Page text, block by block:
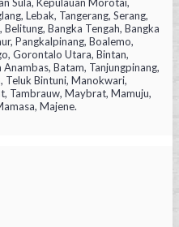
Lebak, Tangerang, Serang,
Bangka Tengah, Bangka
Pangkalpinang, Boalemo,
Gorontalo Utara, Bintan,
Batam, Tanjungpinang,
Teluk Bintuni, Manokwari,
Tambrauw, Maybrat, Mamuju,
Majene.